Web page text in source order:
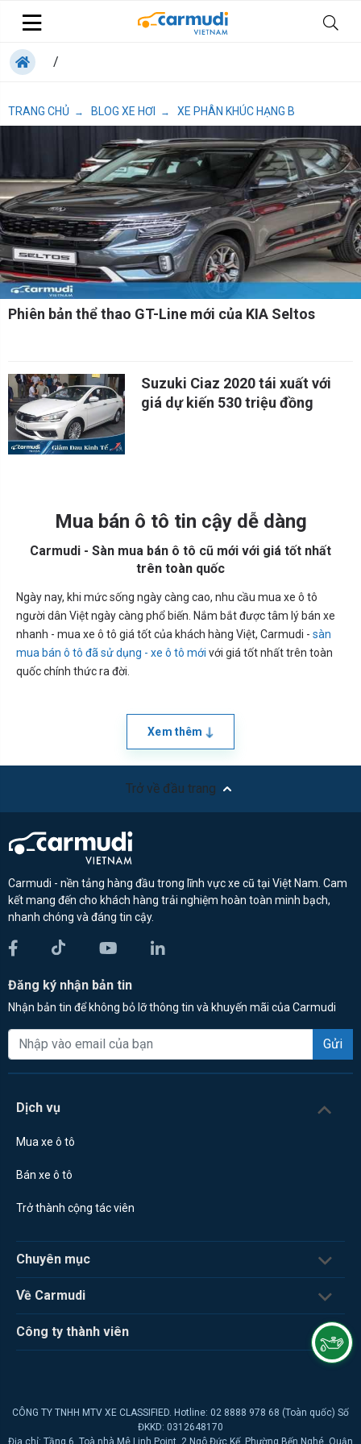
/
TRANG CHỦ → BLOG XE HƠI → XE PHÂN KHÚC HẠNG B
Phiên bản thể thao GT-Line mới của KIA Seltos
Suzuki Ciaz 2020 tái xuất với
giá dự kiến 530 triệu đồng
Mua bán ô tô tin cậy dễ dàng
Carmudi - Sàn mua bán ô tô cũ mới với giá tốt nhất
trên toàn quốc
Ngày nay, khi mức sống ngày càng cao, nhu cầu mua xe ô tô
người dân Việt ngày càng phổ biến. Nắm bắt được tâm lý bán xe
nhanh - mua xe ô tô giá tốt của khách hàng Việt, Carmudi - sàn
mua bán ô tô đã sử dụng - xe ô tô mới với giá tốt nhất trên toàn
quốc chính thức ra đời.
Xem thêm
Trở về đầu trang
Carmudi - nền tảng hàng đầu trong lĩnh vực xe cũ tại Việt Nam. Cam
kết mang đến cho khách hàng trải nghiệm hoàn toàn minh bạch,
nhanh chóng và đáng tin cậy.
Đăng ký nhận bản tin
Nhận bản tin để không bỏ lỡ thông tin và khuyến mãi của Carmudi
Gửi
Dịch vụ
Mua xe ô tô
Bán xe ô tô
Trở thành cộng tác viên
Chuyên mục
Về Carmudi
Công ty thành viên
CÔNG TY TNHH MTV XE CLASSIFIED. Hotline: 02 8888 978 68 (Toàn quốc) Số
ĐKKD: 0312648170
Địa chỉ: Tầng 6, Toà nhà Mê Linh Point, 2 Ngô Đức Kế, Phường Bến Nghé, Quận